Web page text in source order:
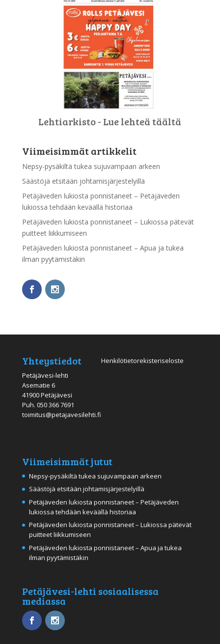
Lehtiarkisto - Lue lehteä täältä
Viimeisimmät artikkelit
Nepsy-pysäkiltä tukea sujuvampaan arkeen
Säästöjä etsitään johtamisjärjestelyillä
Petäjäveden lukiosta ponnistaneet – Petäjäveden
lukiossa tehdään keväällä historiaa
Petäjäveden lukiosta ponnistaneet – Lukiossa pätevät
puitteet liikkumiseen
Petäjäveden lukiosta ponnistaneet – Apua ja tukea
ilman pyytämistäkin
Yhteystiedot
Petäjävesi-lehti
Asematie 6
41900 Petäjävesi
Puh. 050 366 7691
toimitus@petajavesilehti.fi
Henkilötietorekisteriseloste
Viimeisimmät jutut
Nepsy-pysäkiltä tukea sujuvampaan arkeen
Säästöjä etsitään johtamisjärjestelyillä
Petäjäveden lukiosta ponnistaneet – Petäjäveden
lukiossa tehdään keväällä historiaa
Petäjäveden lukiosta ponnistaneet – Lukiossa pätevät
puitteet liikkumiseen
Petäjäveden lukiosta ponnistaneet – Apua ja tukea
ilman pyytämistäkin
Petäjävesi-lehti sosiaalisessa
mediassa